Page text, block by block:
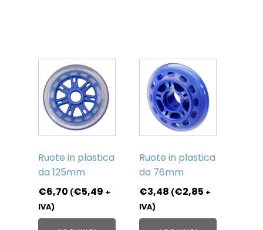
Ruote in plastica
da 125mm
€6,70 (€5,49 +
IVA)
Ruote in plastica
da 76mm
€3,48 (€2,85 +
IVA)